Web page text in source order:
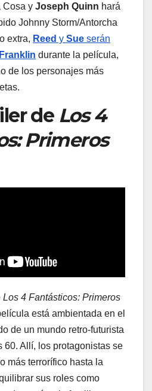
Cosa y Joseph Quinn hará
Johnny Storm/Antorcha
extra, Reed y Sue serán
Franklin durante la película,
de los personajes más
de Los 4
Primeros
Los 4 Fantásticos: Primeros
está ambientada en el
de un mundo retro-futurista
60. Allí, los protagonistas se
más terrorífico hasta la
sus roles como